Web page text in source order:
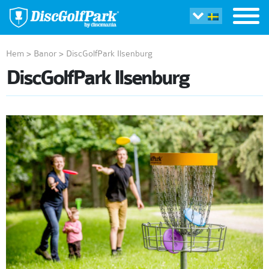
Hem > Banor > DiscGolfPark Ilsenburg
DiscGolfPark Ilsenburg